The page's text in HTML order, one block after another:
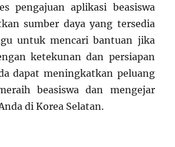
pengajuan aplikasi beasiswa
sumber daya yang tersedia
untuk mencari bantuan jika
ketekunan dan persiapan
dapat meningkatkan peluang
beasiswa dan mengejar
di Korea Selatan.